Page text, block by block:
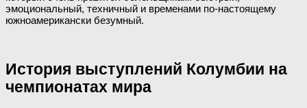
эмоциональный, техничный и временами по-настоящему
южноамерикански безумный.
История выступлений Колумбии на
чемпионатах мира